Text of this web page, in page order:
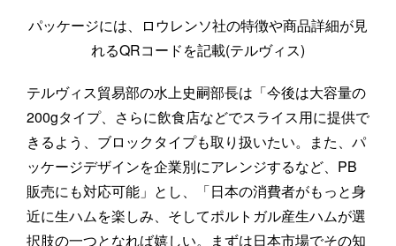
パッケージには、ロウレンソ社の特徴や商品詳細が見
れるQRコードを記載(テルヴィス)
テルヴィス貿易部の水上史嗣部長は「今後は大容量の
200gタイプ、さらに飲食店などでスライス用に提供で
きるよう、ブロックタイプも取り扱いたい。また、パ
ッケージデザインを企業別にアレンジするなど、PB
販売にも対応可能」とし、「日本の消費者がもっと身
近に生ハムを楽しみ、そしてポルトガル産生ハムが選
択肢の一つとなれば嬉しい。まずは日本市場でその知